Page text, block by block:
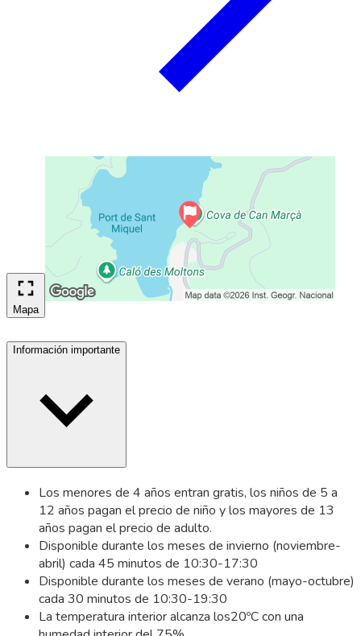
Mapa
Información importante
Los menores de 4 años entran gratis, los niños de 5 a
12 años pagan el precio de niño y los mayores de 13
años pagan el precio de adulto.
Disponible durante los meses de invierno (noviembre-
abril) cada 45 minutos de 10:30-17:30
Disponible durante los meses de verano (mayo-octubre)
cada 30 minutos de 10:30-19:30
La temperatura interior alcanza los20ºC con una